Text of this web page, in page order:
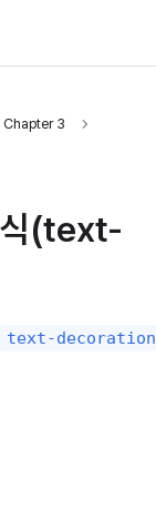
Chapter 3
(text-
text-decoration